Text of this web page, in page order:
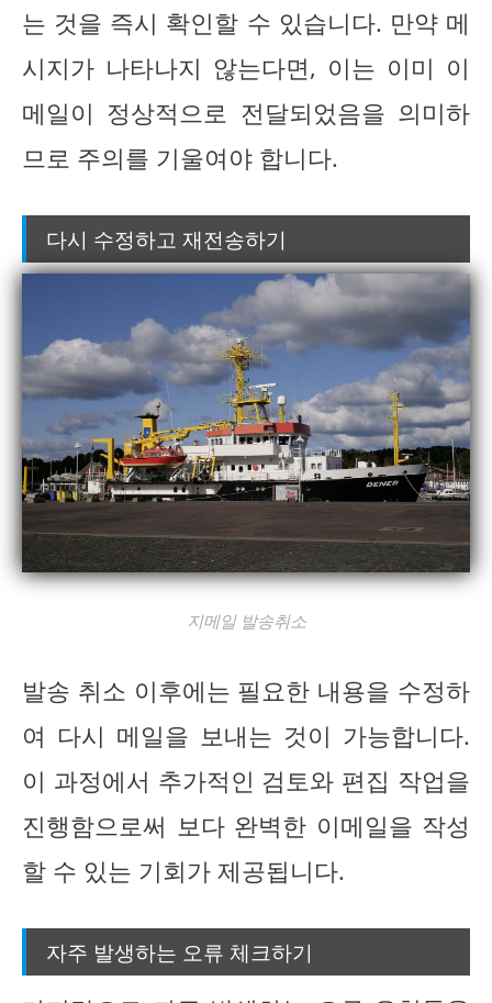
는 것을 즉시 확인할 수 있습니다. 만약 메
시지가 나타나지 않는다면, 이는 이미 이
메일이 정상적으로 전달되었음을 의미하
므로 주의를 기울여야 합니다.
다시 수정하고 재전송하기
지메일 발송취소
발송 취소 이후에는 필요한 내용을 수정하
여 다시 메일을 보내는 것이 가능합니다.
이 과정에서 추가적인 검토와 편집 작업을
진행함으로써 보다 완벽한 이메일을 작성
할 수 있는 기회가 제공됩니다.
자주 발생하는 오류 체크하기